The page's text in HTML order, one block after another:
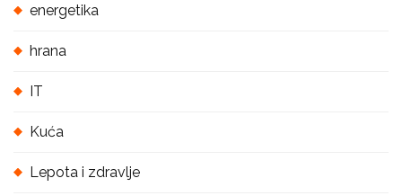
energetika
hrana
IT
Kuća
Lepota i zdravlje